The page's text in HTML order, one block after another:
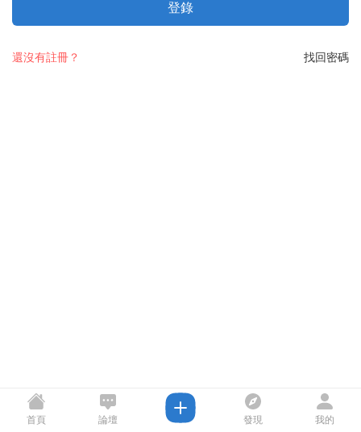
登錄
找回密碼
還沒有註冊？
首頁 論壇 發現 我的